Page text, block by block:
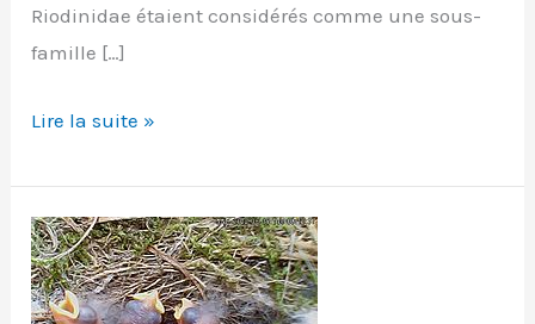
Riodinidae étaient considérés comme une sous-
famille […]
Lucine
lucina
)
Lire la suite »